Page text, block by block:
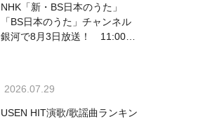
NHK「新・BS日本のうた」
「BS日本のうた」チャンネル
銀河で8月3日放送！ 11:00～
各放送回の出演者・曲目情報
2026.07.29
USEN HIT演歌/歌謡曲ランキン